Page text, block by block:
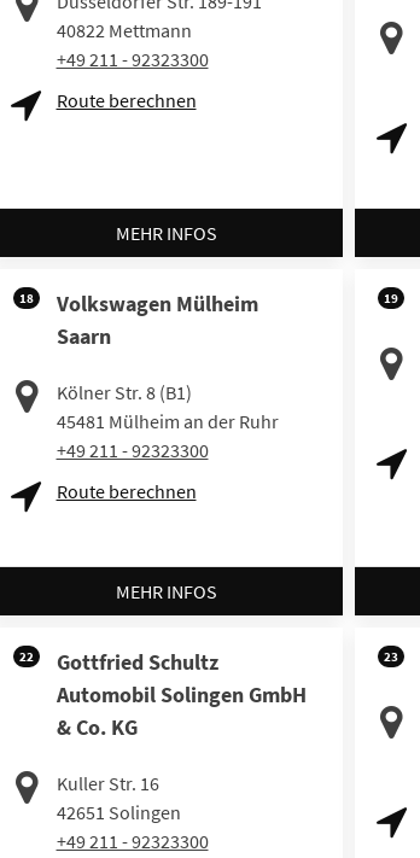
40822 Mettmann
+49 211 - 92323300
Route berechnen
MEHR INFOS
18
Volkswagen Mülheim
Saarn
Kölner Str. 8 (B1)
45481 Mülheim an der Ruhr
+49 211 - 92323300
Route berechnen
MEHR INFOS
19
22
Gottfried Schultz
Automobil Solingen GmbH
& Co. KG
Kuller Str. 16
42651 Solingen
+49 211 - 92323300
23